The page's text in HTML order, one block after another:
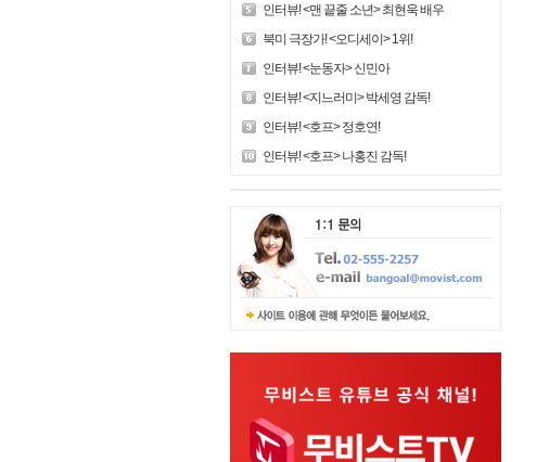
인터뷰! <맨 끝줄 소년> 최현욱 배우
북미 극장가! <오디세이> 1위!
인터뷰! <눈동자> 신민아
인터뷰! <지느러미> 박세영 감독!
인터뷰! <호프> 정호연!
인터뷰! <호프> 나홍진 감독!